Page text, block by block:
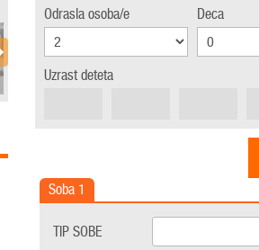
Odrasla osoba/e Deca
Uzrast deteta
Soba 1
TIP SOBE